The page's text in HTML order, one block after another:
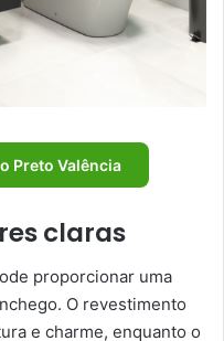
Preto Valência
claras
proporcionar uma
O revestimento
e charme, enquanto o